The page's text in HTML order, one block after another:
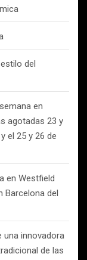
del
en
agotadas 23 y
el 25 y 26 de
en Westfield
Barcelona del
una innovadora
de las